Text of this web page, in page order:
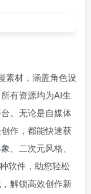
素材，涵盖角色设
有资源均为AI生
。无论是自媒体
作，都能快速获
、二次元风格、
软件，助您轻松
解锁高效创作新